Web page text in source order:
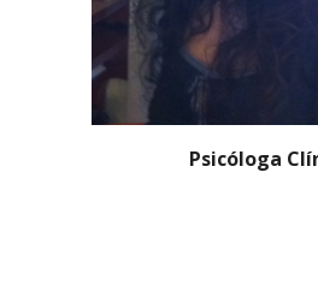
Psicóloga